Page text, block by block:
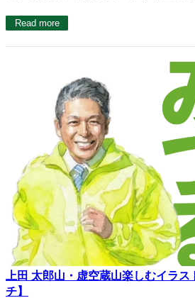
Read more
上田 太郎山・虚空蔵山楽しむイラ
チ】